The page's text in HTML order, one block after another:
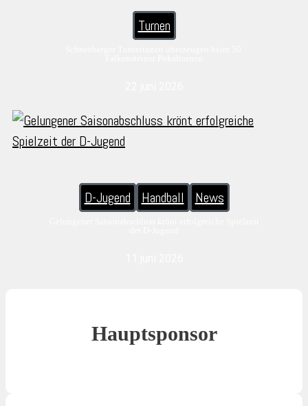
Turnen
D-Jugend Handball News
Hauptsponsor